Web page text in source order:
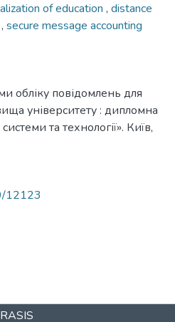
of education , distance
, secure message accounting
обліку повідомлень для
університету : дипломна
та технології». Київ,
12123